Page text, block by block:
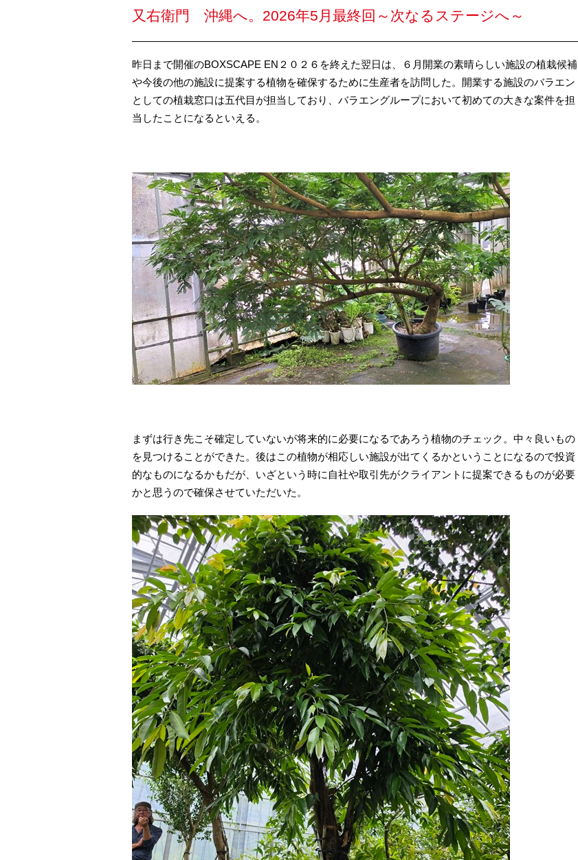
又右衛門 沖縄へ。2026年5月最終回～次なるステージへ～
昨日まで開催のBOXSCAPE EN２０２６を終えた翌日は、６月開業の素晴らしい施設の植栽候補
や今後の他の施設に提案する植物を確保するために生産者を訪問した。開業する施設のバラエン
としての植栽窓口は五代目が担当しており、バラエングループにおいて初めての大きな案件を担
当したことになるといえる。
まずは行き先こそ確定していないが将来的に必要になるであろう植物のチェック。中々良いもの
を見つけることができた。後はこの植物が相応しい施設が出てくるかということになるので投資
的なものになるかもだが、いざという時に自社や取引先がクライアントに提案できるものが必要
かと思うので確保させていただいた。